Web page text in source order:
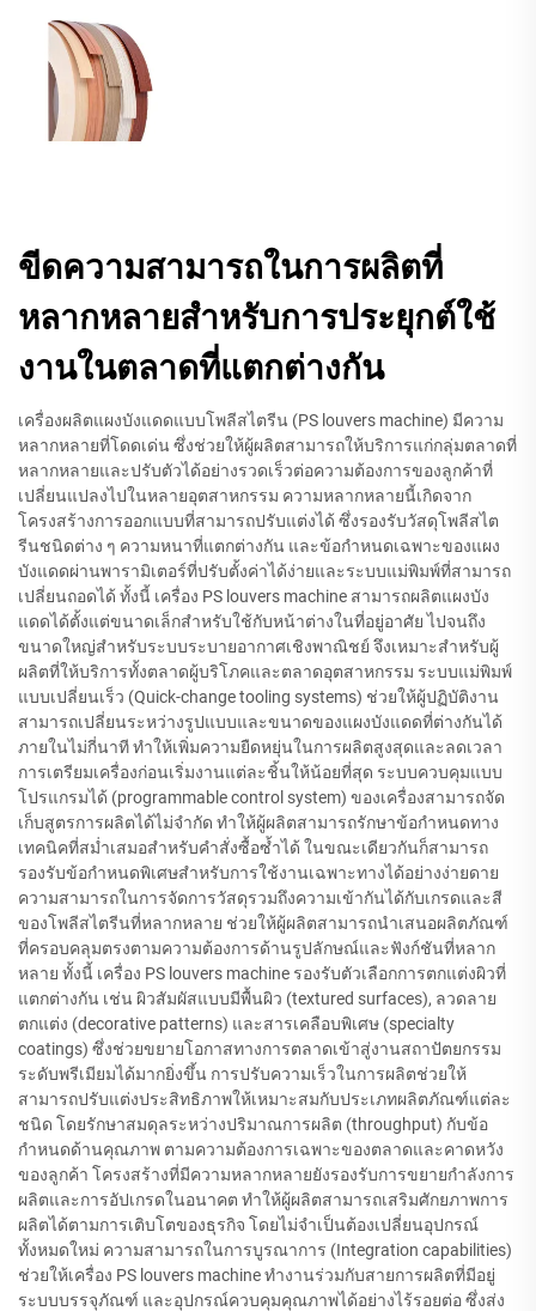
ขีดความสามารถในการผลิตที่
หลากหลายสำหรับการประยุกต์ใช้
งานในตลาดที่แตกต่างกัน
เครื่องผลิตแผงบังแดดแบบโพลีสไตรีน (PS louvers machine) มีความ
หลากหลายที่โดดเด่น ซึ่งช่วยให้ผู้ผลิตสามารถให้บริการแก่กลุ่มตลาดที่
หลากหลายและปรับตัวได้อย่างรวดเร็วต่อความต้องการของลูกค้าที่
เปลี่ยนแปลงไปในหลายอุตสาหกรรม ความหลากหลายนี้เกิดจาก
โครงสร้างการออกแบบที่สามารถปรับแต่งได้ ซึ่งรองรับวัสดุโพลีสไต
รีนชนิดต่าง ๆ ความหนาที่แตกต่างกัน และข้อกำหนดเฉพาะของแผง
บังแดดผ่านพารามิเตอร์ที่ปรับตั้งค่าได้ง่ายและระบบแม่พิมพ์ที่สามารถ
เปลี่ยนถอดได้ ทั้งนี้ เครื่อง PS louvers machine สามารถผลิตแผงบัง
แดดได้ตั้งแต่ขนาดเล็กสำหรับใช้กับหน้าต่างในที่อยู่อาศัย ไปจนถึง
ขนาดใหญ่สำหรับระบบระบายอากาศเชิงพาณิชย์ จึงเหมาะสำหรับผู้
ผลิตที่ให้บริการทั้งตลาดผู้บริโภคและตลาดอุตสาหกรรม ระบบแม่พิมพ์
แบบเปลี่ยนเร็ว (Quick-change tooling systems) ช่วยให้ผู้ปฏิบัติงาน
สามารถเปลี่ยนระหว่างรูปแบบและขนาดของแผงบังแดดที่ต่างกันได้
ภายในไม่กี่นาที ทำให้เพิ่มความยืดหยุ่นในการผลิตสูงสุดและลดเวลา
การเตรียมเครื่องก่อนเริ่มงานแต่ละชิ้นให้น้อยที่สุด ระบบควบคุมแบบ
โปรแกรมได้ (programmable control system) ของเครื่องสามารถจัด
เก็บสูตรการผลิตได้ไม่จำกัด ทำให้ผู้ผลิตสามารถรักษาข้อกำหนดทาง
เทคนิคที่สม่ำเสมอสำหรับคำสั่งซื้อซ้ำได้ ในขณะเดียวกันก็สามารถ
รองรับข้อกำหนดพิเศษสำหรับการใช้งานเฉพาะทางได้อย่างง่ายดาย
ความสามารถในการจัดการวัสดุรวมถึงความเข้ากันได้กับเกรดและสี
ของโพลีสไตรีนที่หลากหลาย ช่วยให้ผู้ผลิตสามารถนำเสนอผลิตภัณฑ์
ที่ครอบคลุมตรงตามความต้องการด้านรูปลักษณ์และฟังก์ชันที่หลาก
หลาย ทั้งนี้ เครื่อง PS louvers machine รองรับตัวเลือกการตกแต่งผิวที่
แตกต่างกัน เช่น ผิวสัมผัสแบบมีพื้นผิว (textured surfaces), ลวดลาย
ตกแต่ง (decorative patterns) และสารเคลือบพิเศษ (specialty
coatings) ซึ่งช่วยขยายโอกาสทางการตลาดเข้าสู่งานสถาปัตยกรรม
ระดับพรีเมียมได้มากยิ่งขึ้น การปรับความเร็วในการผลิตช่วยให้
สามารถปรับแต่งประสิทธิภาพให้เหมาะสมกับประเภทผลิตภัณฑ์แต่ละ
ชนิด โดยรักษาสมดุลระหว่างปริมาณการผลิต (throughput) กับข้อ
กำหนดด้านคุณภาพ ตามความต้องการเฉพาะของตลาดและคาดหวัง
ของลูกค้า โครงสร้างที่มีความหลากหลายยังรองรับการขยายกำลังการ
ผลิตและการอัปเกรดในอนาคต ทำให้ผู้ผลิตสามารถเสริมศักยภาพการ
ผลิตได้ตามการเติบโตของธุรกิจ โดยไม่จำเป็นต้องเปลี่ยนอุปกรณ์
ทั้งหมดใหม่ ความสามารถในการบูรณาการ (Integration capabilities)
ช่วยให้เครื่อง PS louvers machine ทำงานร่วมกับสายการผลิตที่มีอยู่
ระบบบรรจุภัณฑ์ และอุปกรณ์ควบคุมคุณภาพได้อย่างไร้รอยต่อ ซึ่งส่ง